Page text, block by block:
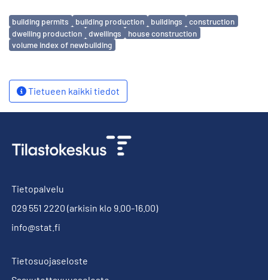
Avainsanat
building permits building production buildings
construction
dwelling production
dwellings
house construction
volume index of newbuilding
Tietueen kaikki tiedot
Tietopalvelu
029 551 2220 (arkisin klo 9.00-16.00)
info@stat.fi
Tietosuojaseloste